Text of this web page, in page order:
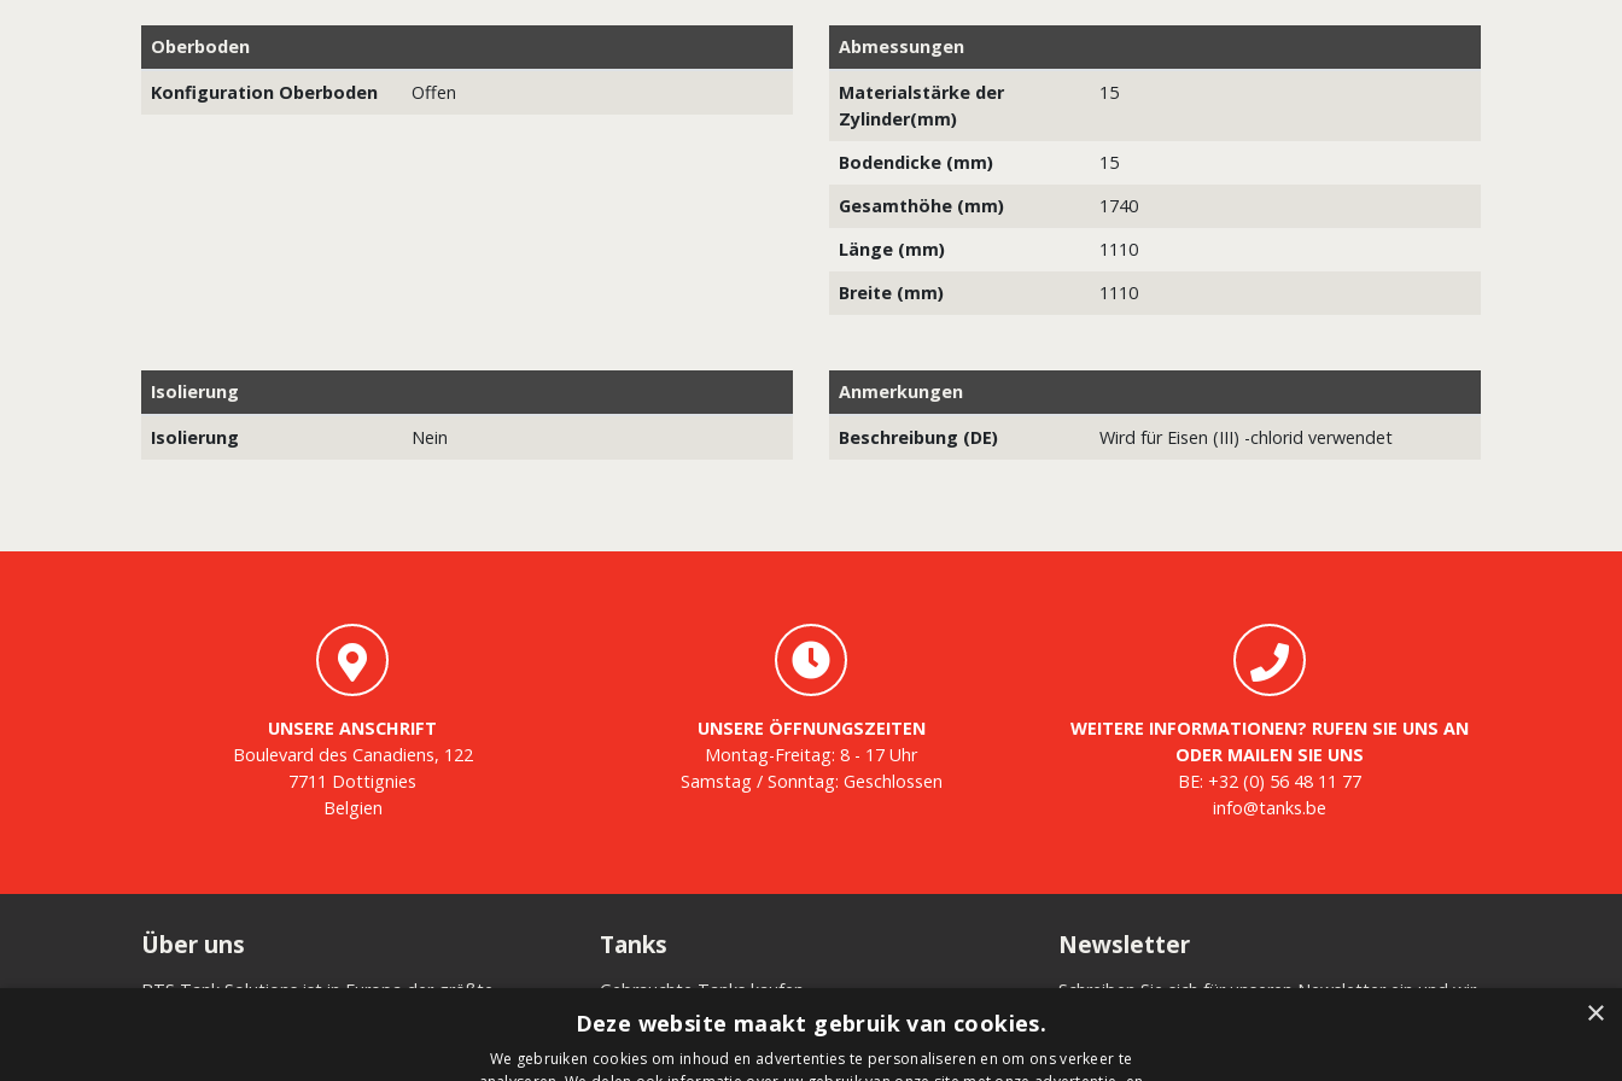
Oberboden
Konfiguration Oberboden
Offen
Abmessungen
Materialstärke der
Zylinder(mm)
15
Bodendicke (mm)
15
Gesamthöhe (mm)
1740
Länge (mm)
1110
Breite (mm)
1110
Isolierung
Isolierung
Nein
Anmerkungen
Beschreibung (DE)
Wird für Eisen (III) -chlorid verwendet
UNSERE ANSCHRIFT
Boulevard des Canadiens, 122
7711 Dottignies
Belgien
UNSERE ÖFFNUNGSZEITEN
Montag-Freitag: 8 - 17 Uhr
Samstag / Sonntag: Geschlossen
WEITERE INFORMATIONEN? RUFEN SIE UNS AN
ODER MAILEN SIE UNS
BE: +32 (0) 56 48 11 77
info@tanks.be
Über uns
BTS Tank Solutions ist in Europa der größte
BTS Tank Solutions passt gebrauchte Tanks gemäß
Tanks
Gebrauchte Tanks kaufen
Tank kaufen
Tanks verkaufen
Newsletter
Schreiben Sie sich für unseren Newsletter ein und wir
×
Deze website maakt gebruik van cookies.
We gebruiken cookies om inhoud en advertenties te personaliseren en om ons verkeer te